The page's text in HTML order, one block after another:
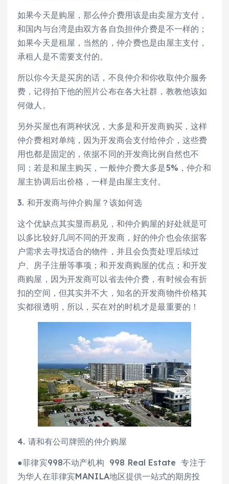
如果今天是购屋，那么仲介费用该是由卖屋方支付，
和国内与台湾是由双方各自负担仲介费是不一样的；
如果今天是租屋，当然的，仲介费也是由屋主支付，
承租人是不需要支付的。
所以你今天是买房的话，不良仲介和你收取仲介服务
费，记得拍下他的照片公布在各大社群，教教他该如
何做人。
另外买屋也有两种状况，大多是和开发商购买，这样
仲介费相对单纯，因为开发商会支付给仲介，这些费
用也都是固定的，依据不同的开发商比例自然也不
同；若是和屋主购买，一般仲介费大多是5%，仲介和
屋主协调后出价格，一样是由屋主支付。
3. 和开发商与仲介购屋？该如何选
这个优缺点其实显而易见，和仲介购屋的好处就是可
以多比较好几间不同的开发商，好的仲介也会依据客
户需求去寻找适合的物件，并且会负责处理后续过
户、房子注册等事项；和开发商购屋的优点；和开发
商购屋，因为开发商可以省去仲介费，有时候会有折
扣的空间，但其实并不大，知名的开发商物件价格其
实都很透明，所以，买在对的时机才是最重要的！
4. 请和有公司牌照的仲介购屋
●菲律宾998不动产机构 998 Real Estate 专注于
为华人在菲律宾MANILA地区提供一站式的期房投